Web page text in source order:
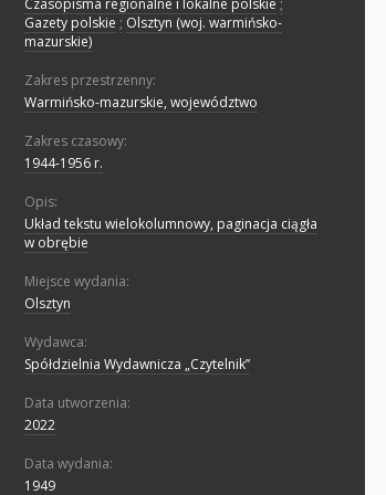
Czasopisma regionalne i lokalne polskie ;
Gazety polskie ; Olsztyn (woj. warmińsko-
mazurskie)
Zakres przestrzenny:
Warmińsko-mazurskie, województwo
Zakres czasowy:
1944-1956 r.
Opis:
Układ tekstu wielokolumnowy, paginacja ciągła
w obrębie
Miejsce wydania:
Olsztyn
Wydawca:
Spółdzielnia Wydawnicza „Czytelnik”
Data utworzenia:
2022
Data wydania:
1949